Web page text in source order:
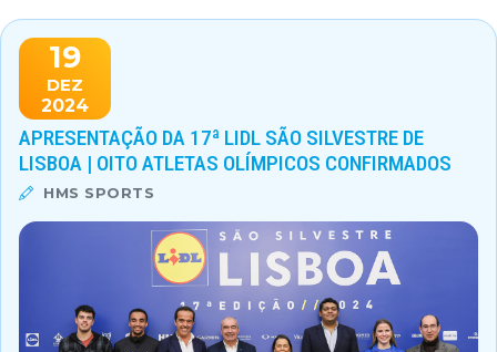
19
DEZ
2024
APRESENTAÇÃO DA 17ª LIDL SÃO SILVESTRE DE
LISBOA | OITO ATLETAS OLÍMPICOS CONFIRMADOS
HMS SPORTS